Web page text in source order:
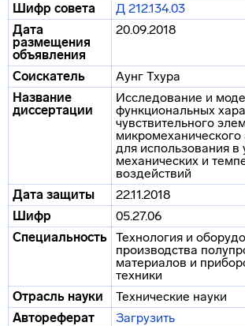
Шифр совета
Д 212.134.03
Дата
размещения
объявления
20.09.2018
Соискатель
Аунг Тхура
Название
диссертации
Исследование и
функциональных
чувствительного
для использования в
механических и
воздействий
Дата защиты
22.11.2018
Шифр
05.27.06
Специальность Технология и
производства
материалов и
техники
Отрасль науки
Технические науки
Автореферат
Загрузить